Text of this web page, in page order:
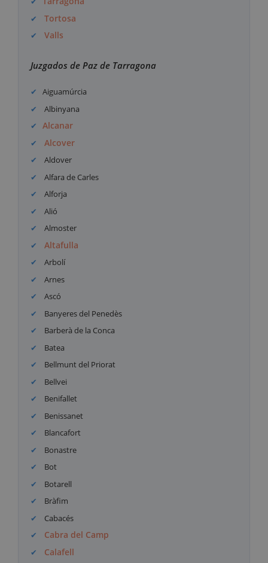
Tortosa
Valls
Juzgados de Paz de Tarragona
Aiguamúrcia
Albinyana
Alcanar
Alcover
Aldover
Alfara de Carles
Alforja
Alió
Almoster
Altafulla
Arbolí
Arnes
Ascó
Banyeres del Penedès
Barberà de la Conca
Batea
Bellmunt del Priorat
Bellvei
Benifallet
Benissanet
Blancafort
Bonastre
Bot
Botarell
Bràfim
Cabacés
Cabra del Camp
Calafell